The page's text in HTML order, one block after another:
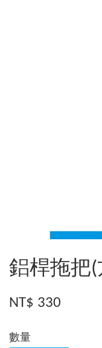
鋁桿拖把(
NT$ 330
數量